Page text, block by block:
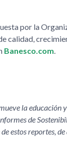
por la
calidad,
Banesco.com.
la educación
de
estos reportes,